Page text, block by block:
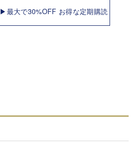
▶最大で30%OFF お得な定期購読